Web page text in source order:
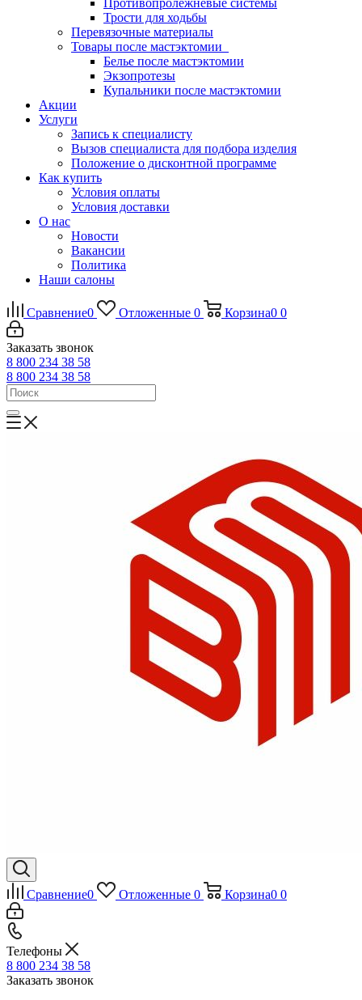
Противопролежневые системы
Трости для ходьбы
Перевязочные материалы
Товары после мастэктомии
Белье после мастэктомии
Экзопротезы
Купальники после мастэктомии
Акции
Услуги
Запись к специалисту
Вызов специалиста для подбора изделия
Положение о дисконтной программе
Как купить
Условия оплаты
Условия доставки
О нас
Новости
Вакансии
Политика
Наши салоны
Сравнение0 Отложенные 0 Корзина0 0
Заказать звонок
8 800 234 38 58
8 800 234 38 58
Сравнение0 Отложенные 0 Корзина0 0
Телефоны
8 800 234 38 58
Заказать звонок